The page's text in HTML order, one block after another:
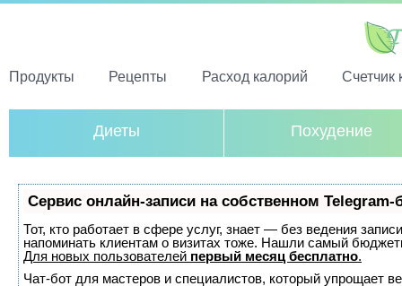
Продукты Рецепты Расход калорий Счетчик
Диеты Похудение
Сервис онлайн-записи на собственном Telegram-
Тот, кто работает в сфере услуг, знает — без ведения
напоминать клиентам о визитах тоже. Нашли самый
Для новых пользователей первый месяц бесплатно.
Чат-бот для мастеров и специалистов, который упрощает